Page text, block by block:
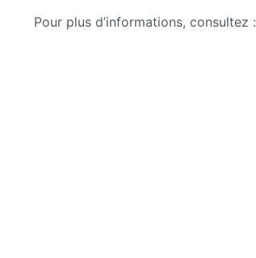
Pour plus d’informations, consultez :